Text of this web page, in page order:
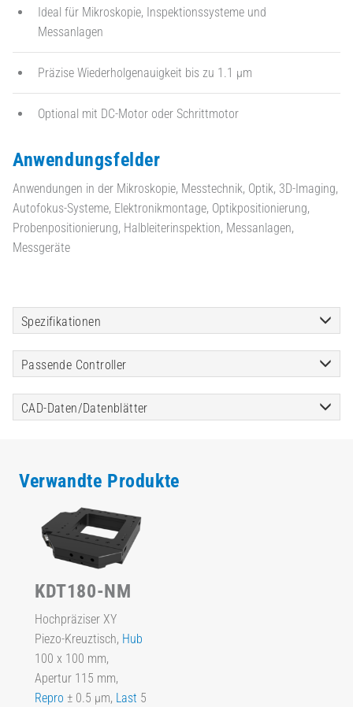
Ideal für Mikroskopie, Inspektionssysteme und
Messanlagen
Präzise Wiederholgenauigkeit bis zu 1.1 µm
Optional mit DC-Motor oder Schrittmotor
Anwendungsfelder
Anwendungen in der Mikroskopie, Messtechnik, Optik, 3D-Imaging,
Autofokus-Systeme, Elektronikmontage, Optikpositionierung,
Probenpositionierung, Halbleiterinspektion, Messanlagen,
Messgeräte
Spezifikationen
Passende Controller
CAD-Daten/Datenblätter
Verwandte Produkte
KDT180-NM
Hochpräziser XY
Piezo-Kreuztisch, Hub
100 x 100 mm,
Apertur 115 mm,
Repro ± 0.5 µm, Last 5